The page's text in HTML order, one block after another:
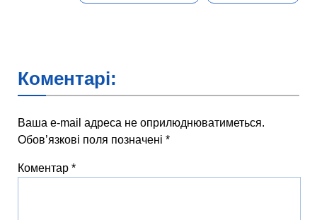
Коментарі:
Ваша e-mail адреса не оприлюднюватиметься.
Обов’язкові поля позначені *
Коментар *